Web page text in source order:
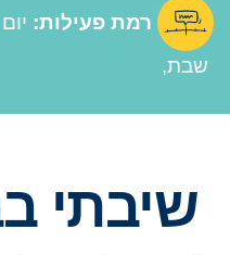
רמת פעילות:
שבת
שיבתי